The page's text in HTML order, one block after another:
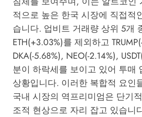
적으로 높은 한국 시장에 직접적
습니다. 업비트 거래량 상위 5개
ETH(+3.03%)를 제외하고
DKA(-5.68%), NEO(-2.14%),
분이 하락세를 보이고 있어 투매
상황입니다. 이러한 복합적 요인
국내 시장의 역프리미엄은 단기
조적 현상으로 자리 잡고 있습니